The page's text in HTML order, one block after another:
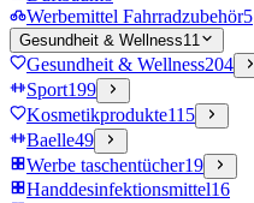
Werbemittel Fahrradzubehör5
Gesundheit & Wellness11
Gesundheit & Wellness204
Sport199
Kosmetikprodukte115
Baelle49
Werbe taschentücher19
Handdesinfektionsmittel16